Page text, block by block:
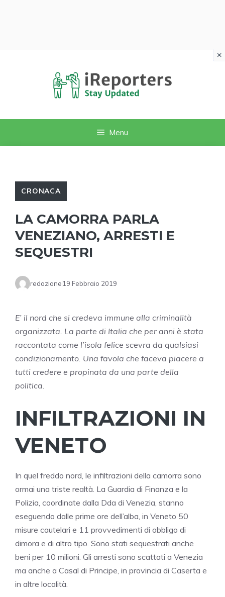
Menu
CRONACA
LA CAMORRA PARLA
VENEZIANO, ARRESTI E
SEQUESTRI
redazione 19 Febbraio 2019
E’ il nord che si credeva immune alla criminalità
organizzata. La parte di Italia che per anni è stata
raccontata come l’isola felice scevra da qualsiasi
condizionamento. Una favola che faceva piacere a
tutti credere e propinata da una parte della
politica.
INFILTRAZIONI IN
VENETO
In quel freddo nord, le infiltrazioni della camorra sono
ormai una triste realtà. La Guardia di Finanza e la
Polizia, coordinate dalla Dda di Venezia, stanno
eseguendo dalle prime ore dell’alba, in Veneto 50
misure cautelari e 11 provvedimenti di obbligo di
dimora e di altro tipo. Sono stati sequestrati anche
beni per 10 milioni. Gli arresti sono scattati a Venezia
ma anche a Casal di Principe, in provincia di Caserta e
in altre località.
×